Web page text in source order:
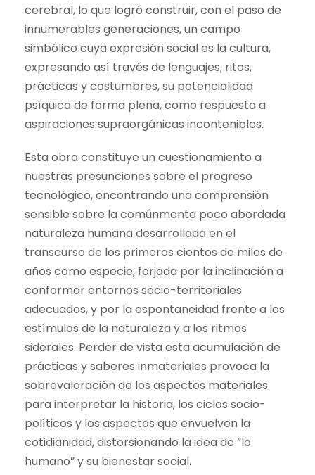
cerebral, lo que logró construir, con el paso de
innumerables generaciones, un campo
simbólico cuya expresión social es la cultura,
expresando así través de lenguajes, ritos,
prácticas y costumbres, su potencialidad
psíquica de forma plena, como respuesta a
aspiraciones supraorgánicas incontenibles.
Esta obra constituye un cuestionamiento a
nuestras presunciones sobre el progreso
tecnológico, encontrando una comprensión
sensible sobre la comúnmente poco abordada
naturaleza humana desarrollada en el
transcurso de los primeros cientos de miles de
años como especie, forjada por la inclinación a
conformar entornos socio-territoriales
adecuados, y por la espontaneidad frente a los
estímulos de la naturaleza y a los ritmos
siderales. Perder de vista esta acumulación de
prácticas y saberes inmateriales provoca la
sobrevaloración de los aspectos materiales
para interpretar la historia, los ciclos socio-
políticos y los aspectos que envuelven la
cotidianidad, distorsionando la idea de “lo
humano” y su bienestar social.